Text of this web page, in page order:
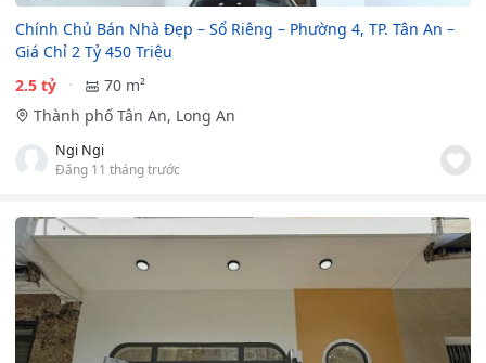
Chính Chủ Bán Nhà Đẹp – Sổ Riêng – Phường 4, TP. Tân An –
Giá Chỉ 2 Tỷ 450 Triệu
2.5 tỷ
70 m²
Thành phố Tân An, Long An
Ngi Ngi
Đăng 11 tháng trước